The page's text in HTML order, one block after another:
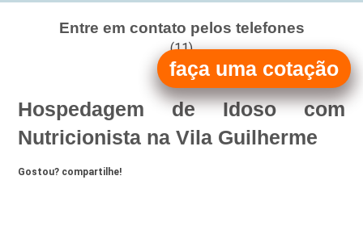
Entre em contato pelos telefones
(11)
(11)
Hospedagem de Idoso com
Nutricionista na Vila Guilherme
Gostou? compartilhe!
faça uma cotação